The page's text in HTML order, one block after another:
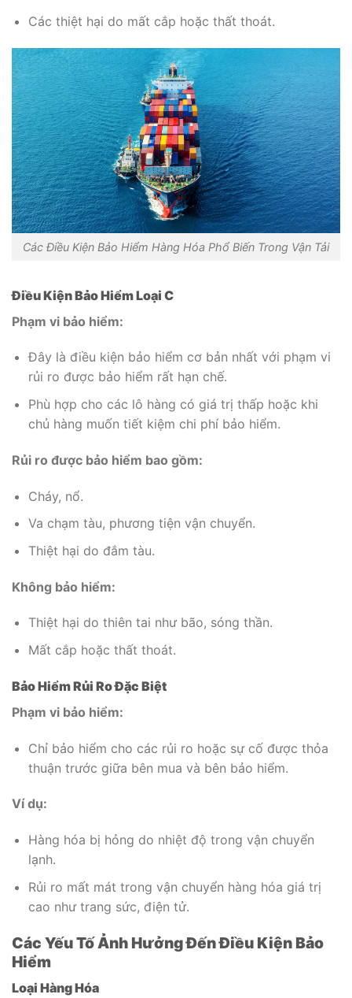
Các thiệt hại do mất cắp hoặc thất thoát.
Các Điều Kiện Bảo Hiểm Hàng Hóa Phổ Biến Trong Vận Tải
Điều Kiện Bảo Hiểm Loại C
Phạm vi bảo hiểm:
Đây là điều kiện bảo hiểm cơ bản nhất với phạm vi
rủi ro được bảo hiểm rất hạn chế.
Phù hợp cho các lô hàng có giá trị thấp hoặc khi
chủ hàng muốn tiết kiệm chi phí bảo hiểm.
Rủi ro được bảo hiểm bao gồm:
Cháy, nổ.
Va chạm tàu, phương tiện vận chuyển.
Thiệt hại do đắm tàu.
Không bảo hiểm:
Thiệt hại do thiên tai như bão, sóng thần.
Mất cắp hoặc thất thoát.
Bảo Hiểm Rủi Ro Đặc Biệt
Phạm vi bảo hiểm:
Chỉ bảo hiểm cho các rủi ro hoặc sự cố được thỏa
thuận trước giữa bên mua và bên bảo hiểm.
Ví dụ:
Hàng hóa bị hỏng do nhiệt độ trong vận chuyển
lạnh.
Rủi ro mất mát trong vận chuyển hàng hóa giá trị
cao như trang sức, điện tử.
Các Yếu Tố Ảnh Hưởng Đến Điều Kiện Bảo
Hiểm
Loại Hàng Hóa